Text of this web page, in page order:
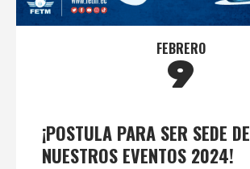
FEBRERO
9
¡POSTULA PARA SER SEDE DE
NUESTROS EVENTOS 2024!